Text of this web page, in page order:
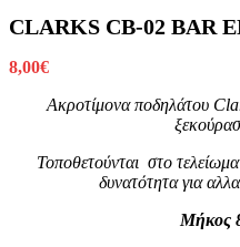
CLARKS CB-02 BAR
8,00€
Ακροτίμονα ποδηλάτου
Τοποθετούνται στο
δυνατότητα για
Μήκος